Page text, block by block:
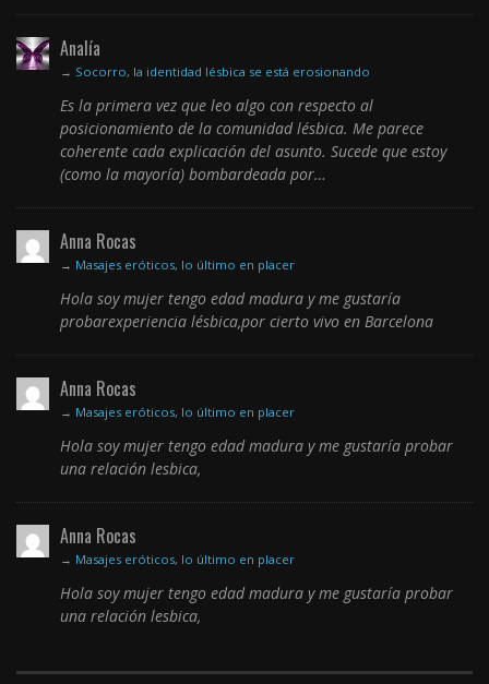
Analía
→ Socorro, la identidad lésbica se está erosionando
Es la primera vez que leo algo con respecto al
posicionamiento de la comunidad lésbica. Me parece
coherente cada explicación del asunto. Sucede que estoy
(como la mayoría) bombardeada por…
Anna Rocas
→ Masajes eróticos, lo último en placer
Hola soy mujer tengo edad madura y me gustaría
probarexperiencia lésbica,por cierto vivo en Barcelona
Anna Rocas
→ Masajes eróticos, lo último en placer
Hola soy mujer tengo edad madura y me gustaría probar
una relación lesbica,
Anna Rocas
→ Masajes eróticos, lo último en placer
Hola soy mujer tengo edad madura y me gustaría probar
una relación lesbica,